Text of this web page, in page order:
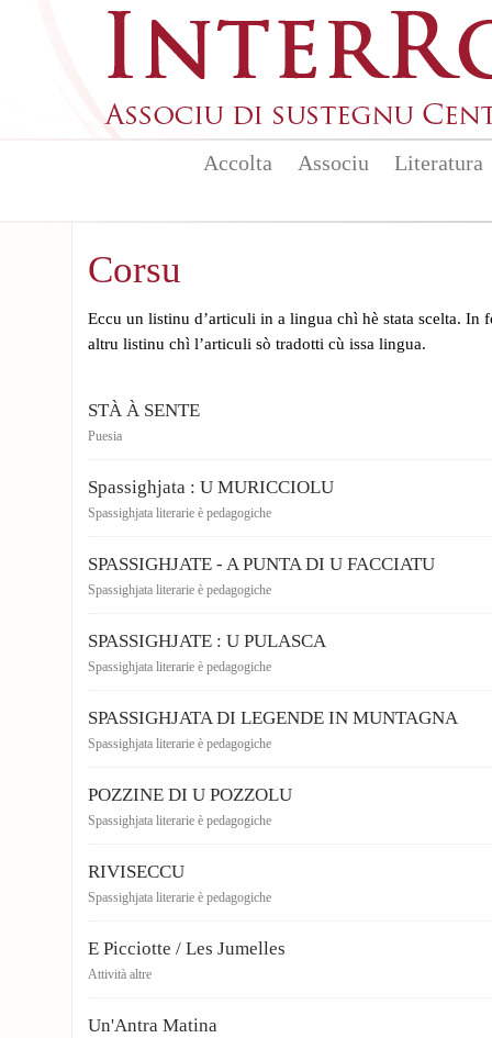
Accolta Associu Literatura
Corsu
Eccu un listinu d’articuli in a lingua chì hè stata scelta. In
altru listinu chì l’articuli sò tradotti cù issa lingua.
STÀ À SENTE
Puesia
Spassighjata : U MURICCIOLU
Spassighjata literarie è pedagogiche
SPASSIGHJATE - A PUNTA DI U FACCIATU
Spassighjata literarie è pedagogiche
SPASSIGHJATE : U PULASCA
Spassighjata literarie è pedagogiche
SPASSIGHJATA DI LEGENDE IN MUNTAGNA
Spassighjata literarie è pedagogiche
POZZINE DI U POZZOLU
Spassighjata literarie è pedagogiche
RIVISECCU
Spassighjata literarie è pedagogiche
E Picciotte / Les Jumelles
Attività altre
Un'Antra Matina